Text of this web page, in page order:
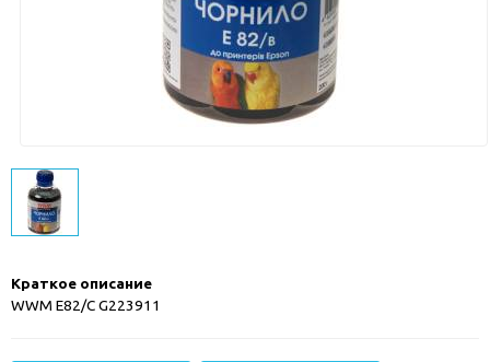
Краткое описание
WWM E82/C G223911